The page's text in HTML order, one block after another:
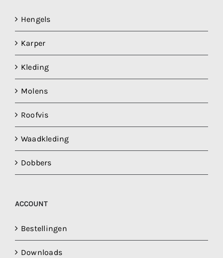
Hengels
Karper
Kleding
Molens
Roofvis
Waadkleding
Dobbers
ACCOUNT
Bestellingen
Downloads